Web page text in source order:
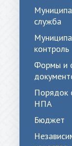
служба
контроль
Формы и
Порядок
НПА
Бюджет